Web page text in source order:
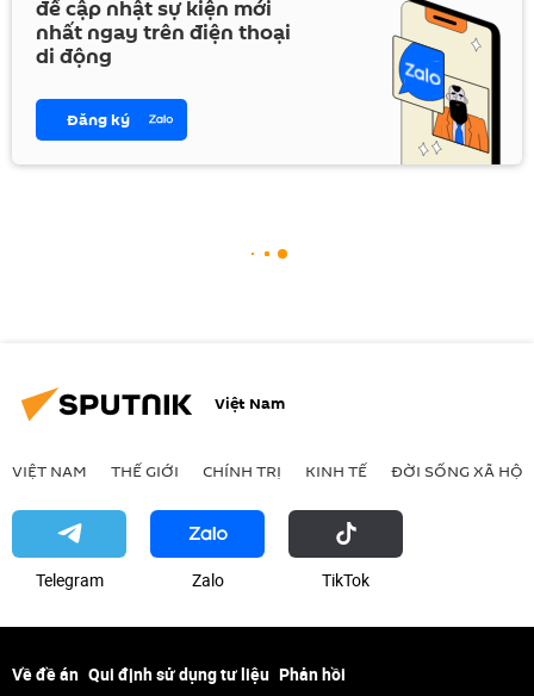
để cập nhật sự kiện mới
nhất ngay trên điện thoại
di động
Đăng ký
Việt Nam
VIỆT NAM THẾ GIỚI CHÍNH TRỊ KINH TẾ ĐỜI SỐNG XÃ HỘI
Telegram Zalo ТikТоk
Về đề án Qui định sử dụng tư liệu Phản hồi